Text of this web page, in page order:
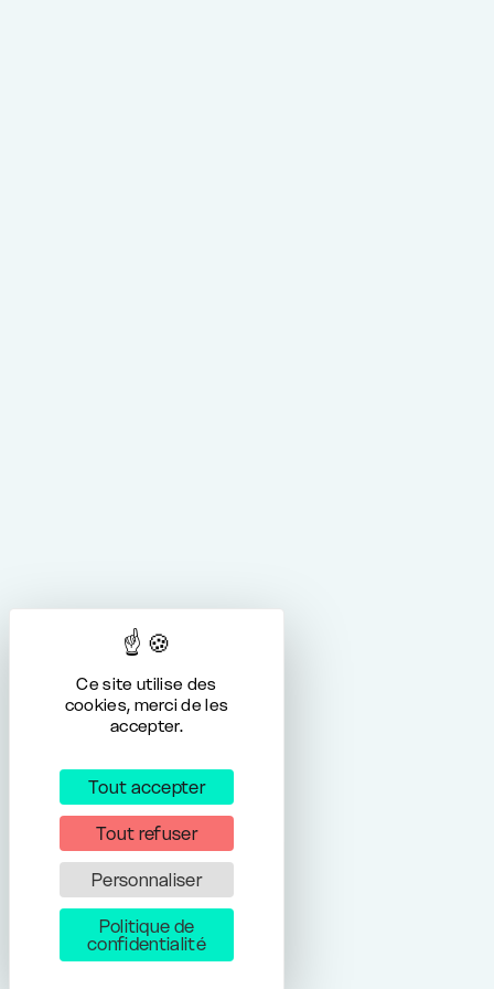
Ce site utilise des
cookies, merci de les
accepter.
Tout accepter
Tout refuser
Personnaliser
Politique de
confidentialité